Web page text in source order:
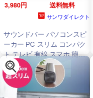
3,980円 送料無料
サンワダイレクト
サウンドバー パソコンスピ
ーカー PC スリム コンパク
ト テレビ 有線 スマホ 簡単
操作 高音質 USB電源 6W
出力 3.5mm接続 マイク/ヘ
ッドホン端子付き400
SP099